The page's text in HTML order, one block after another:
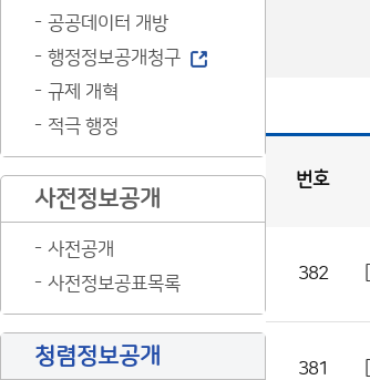
공공데이터 개방
행정정보공개청구
규제 개혁
적극 행정
사전정보공개
사전공개
사전정보공표목록
청렴정보공개
호,
번호
382
381